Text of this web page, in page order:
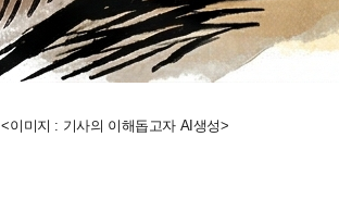
<이미지 : 기사의 이해돕고자 AI생성>